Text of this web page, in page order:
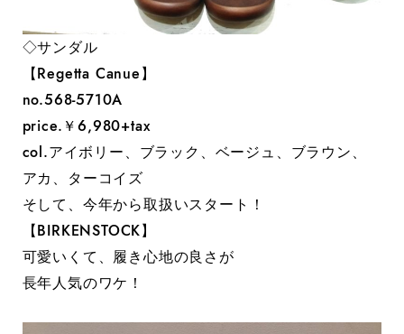
◇サンダル
【Regetta Canue】
no.568-5710A
price.￥6,980+tax
col.アイボリー、ブラック、ベージュ、ブラウン、
アカ、ターコイズ
そして、今年から取扱いスタート！
【BIRKENSTOCK】
可愛いくて、履き心地の良さが
長年人気のワケ！